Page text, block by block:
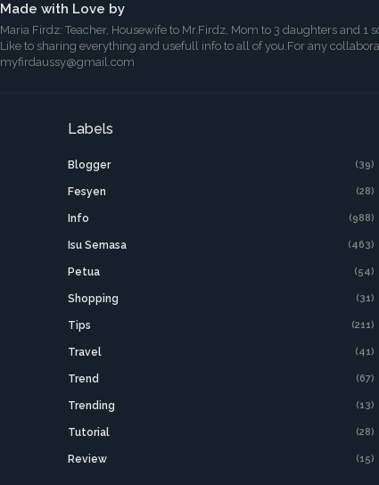
Made with Love by
Maria Firdz: Teacher, Housewife to Mr.Firdz, Mom to 3 daughters and 1
Like to sharing everything and usefull info to all of you.For any
myfirdaussy@gmail.com
Labels
Blogger (39)
Fesyen (28)
Info (988)
Isu Semasa (463)
Petua (54)
Shopping (31)
Tips (211)
Travel (41)
Trend (67)
Trending (13)
Tutorial (28)
Review (15)